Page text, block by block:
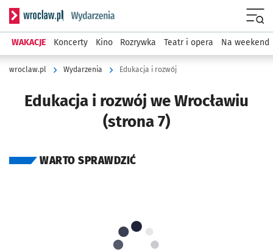
Serwis informacyjny wroclaw.pl podserwis: Wydarzenia
WAKACJE Koncerty Kino Rozrywka Teatr i opera Na weekend
wroclaw.pl Wydarzenia Edukacja i rozwój
Edukacja i rozwój we Wrocławiu
(strona 7)
WARTO SPRAWDZIĆ